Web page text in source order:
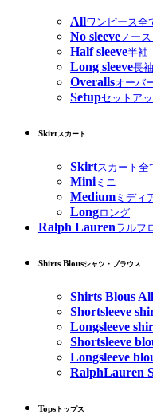
Allワンピース全
No sleeveノー
Half sleeve半袖
Long sleeve長袖
Overallsオーバ
Setupセットア
Skirtスカート
Skirtスカート全
Miniミニ
Medium ミディ
Longロング
Ralph Laurenラルフ
Shirts Blousシャツ・ブラウス
Shirts Blous All
Shortsleeve
Longsleeve
Shortsleeve
Longsleeve
RalphLauren
Tops トップス